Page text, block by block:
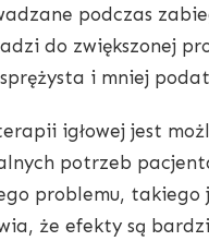
podczas
do zwiększonej
i mniej
igłowej jest
potrzeb
problemu, takiego
że efekty są